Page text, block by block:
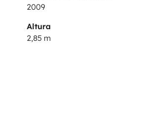
2009
Altura
2,85 m